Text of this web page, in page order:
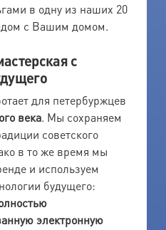
в одну из наших 20
с Вашим домом.
с
для петербуржцев
века. Мы сохраняем
советского
в то же время мы
и используем
будущего:
электронную